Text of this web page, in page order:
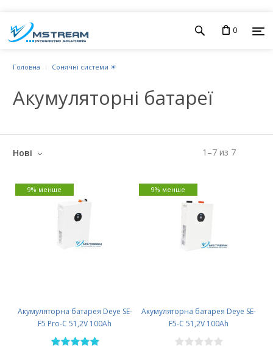
0
Головна Сонячні системи ☀
Акумуляторні батареї
1 –7 из 7
Нові
Акумуляторна батарея Deye SE-
F5 Pro-С 51,2V 100Ah
9% менше
Акумуляторна батарея Deye SE-
F5-C 51,2V 100Ah
9% менше